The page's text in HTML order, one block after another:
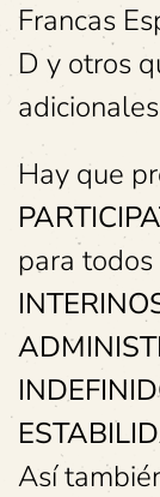
Francas
D y otros
Hay que
para
Así